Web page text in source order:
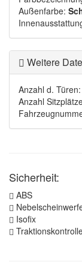
Außenfarbe:
Weitere
Anzahl d. Türen:
Anzahl
Sicherheit:
ABS
Isofix